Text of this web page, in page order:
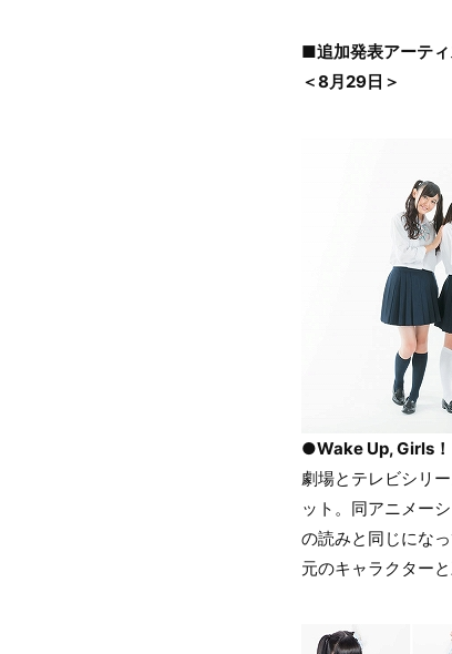
■追加発表アーテ
＜8月29日＞
●Wake Up, Girls！
劇場とテレビシリ
ット。同アニメー
の読みと同じにな
元のキャラクター